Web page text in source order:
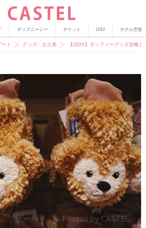
ディズニーシー チケット USJ ホテル空室
ト グッズ・お土産 【2026】ダッフィーグッズ全種